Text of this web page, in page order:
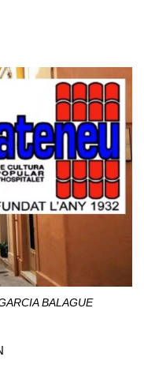
BALAGUE